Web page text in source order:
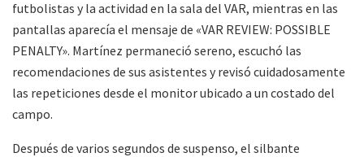
futbolistas y la actividad en la sala del VAR, mientras en las
pantallas aparecía el mensaje de «VAR REVIEW: POSSIBLE
PENALTY». Martínez permaneció sereno, escuchó las
recomendaciones de sus asistentes y revisó cuidadosamente
las repeticiones desde el monitor ubicado a un costado del
campo.
Después de varios segundos de suspenso, el silbante